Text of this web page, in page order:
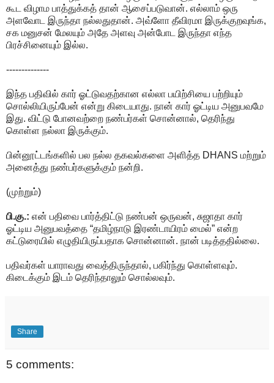
கூட விழாம பாத்துக்கத் தான் ஆசைப்படுவான். எல்லாம் ஒரு
அளவோட இருந்தா நல்லதுதான். அவ்ளோ தீவிரமா இருக்குறவுங்க,
சக மனுசன் மேலயும் அதே அளவு அன்போட இருந்தா எந்த
பிரச்சினையும் இல்ல.
--------------
இந்த பதிவில் கார் ஓட்டுவதற்கான எல்லா பயிற்சியை பற்றியும்
சொல்லியிருப்பேன் என்று கிடையாது. நான் கார் ஓட்டிய அனுபவமே
இது. விட்டு போனவற்றை நண்பர்கள் சொன்னால், தெரிந்து
கொள்ள நல்லா இருக்கும்.
பின்னூட்டங்களில் பல நல்ல தகவல்களை அளித்த DHANS மற்றும்
அனைத்து நண்பர்களுக்கும் நன்றி.
(முற்றும்)
பி.கு.: என் பதிவை பார்த்திட்டு நண்பன் ஒருவன், சுஜாதா கார்
ஓட்டிய அனுபவத்தை “தமிழ்நாடு இரண்டாயிரம் மைல்” என்ற
கட்டுரையில் எழுதியிருப்பதாக சொன்னான். நான் படித்ததில்லை.
பதிவர்கள் யாராவது வைத்திருந்தால், பகிர்ந்து கொள்ளவும்.
கிடைக்கும் இடம் தெரிந்தாலும் சொல்லவும்.
Share
5 comments: